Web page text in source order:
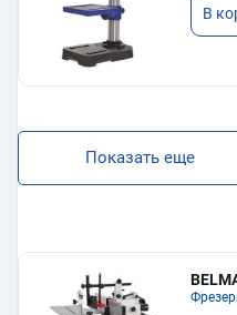
В
Показать еще